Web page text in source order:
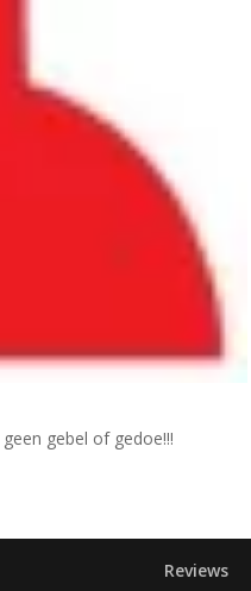
gebel of gedoe!!!
Reviews